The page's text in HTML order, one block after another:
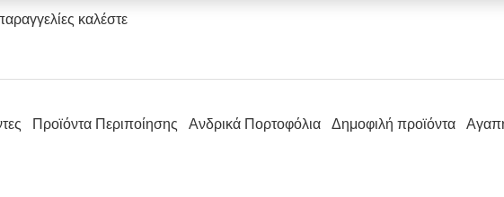
καλέστε
Προϊόντα Περιποίησης Ανδρικά Πορτοφόλια Δημοφιλή προϊόντα